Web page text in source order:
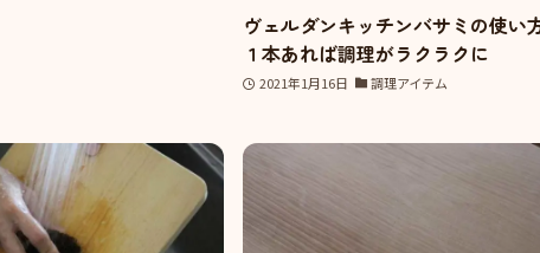
ヴェルダンキッチンバサミの使い
１本あれば調理がラクラクに
2021年1月16日 調理アイテム